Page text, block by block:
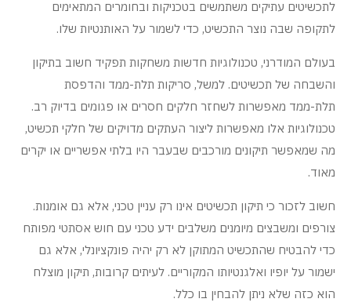
לתכשיטים עתיקים משתמשים בטכניקות ובחומרים המתאימים
לתקופה שבה נוצר התכשיט, כדי לשמור על האותנטיות שלו.
בעולם המודרני, טכנולוגיות חדשות משחקות תפקיד חשוב בתיקון
והשבחה של תכשיטים. למשל, סריקות תלת-ממד והדפסת
תלת-ממד מאפשרות לשחזר חלקים חסרים או פגומים בדיוק רב.
טכנולוגיות אלו מאפשרות ליצור העתקים מדויקים של חלקי תכשיט,
מה שמאפשר תיקונים מורכבים שבעבר היו בלתי אפשריים או יקרים
מאוד.
חשוב לזכור כי תיקון תכשיטים אינו רק עניין טכני, אלא גם אומנות.
צורפים ומשבצים מיומנים משלבים ידע טכני עם חוש אסתטי מפותח
כדי להבטיח שהתכשיט המתוקן לא רק יהיה פונקציונלי, אלא גם
ישמור על יופיו ואלגנטיותו המקוריים. לעיתים קרובות, תיקון מוצלח
הוא כזה שלא ניתן להבחין בו כלל.